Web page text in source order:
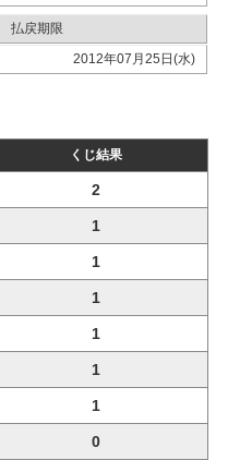
払戻期限
2012年07月25日(水)
くじ結果
2
1
1
1
1
1
1
0